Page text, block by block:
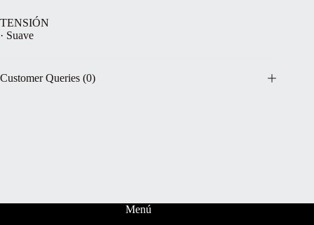
TENSIÓN
· Suave
Customer Queries (0)
Menú